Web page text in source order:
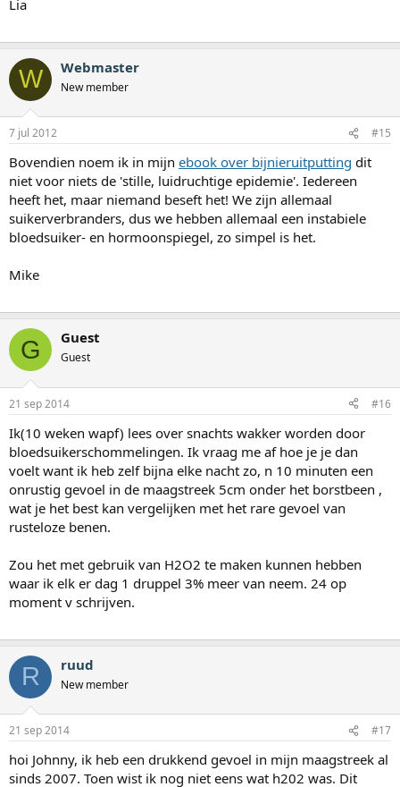
Lia
W Webmaster
New member
7 jul 2012 #15
Bovendien noem ik in mijn ebook over bijnieruitputting dit
niet voor niets de 'stille, luidruchtige epidemie'. Iedereen
heeft het, maar niemand beseft het! We zijn allemaal
suikerverbranders, dus we hebben allemaal een instabiele
bloedsuiker- en hormoonspiegel, zo simpel is het.
Mike
G Guest
Guest
21 sep 2014 #16
Ik(10 weken wapf) lees over snachts wakker worden door
bloedsuikerschommelingen. Ik vraag me af hoe je je dan
voelt want ik heb zelf bijna elke nacht zo, n 10 minuten een
onrustig gevoel in de maagstreek 5cm onder het borstbeen ,
wat je het best kan vergelijken met het rare gevoel van
rusteloze benen.
Zou het met gebruik van H2O2 te maken kunnen hebben
waar ik elk er dag 1 druppel 3% meer van neem. 24 op
moment v schrijven.
R ruud
New member
21 sep 2014 #17
hoi Johnny, ik heb een drukkend gevoel in mijn maagstreek al
sinds 2007. Toen wist ik nog niet eens wat h202 was. Dit